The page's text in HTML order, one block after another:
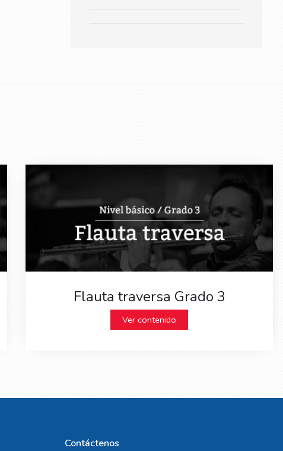
Flauta traversa Grado 3
Ver contenido
Contáctenos